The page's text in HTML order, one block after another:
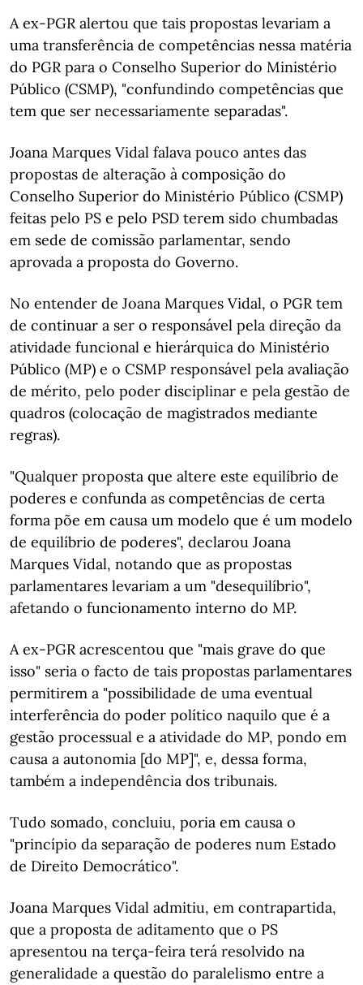
A ex-PGR alertou que tais propostas levariam a
uma transferência de competências nessa matéria
do PGR para o Conselho Superior do Ministério
Público (CSMP), "confundindo competências que
tem que ser necessariamente separadas".
Joana Marques Vidal falava pouco antes das
propostas de alteração à composição do
Conselho Superior do Ministério Público (CSMP)
feitas pelo PS e pelo PSD terem sido chumbadas
em sede de comissão parlamentar, sendo
aprovada a proposta do Governo.
No entender de Joana Marques Vidal, o PGR tem
de continuar a ser o responsável pela direção da
atividade funcional e hierárquica do Ministério
Público (MP) e o CSMP responsável pela avaliação
de mérito, pelo poder disciplinar e pela gestão de
quadros (colocação de magistrados mediante
regras).
"Qualquer proposta que altere este equilíbrio de
poderes e confunda as competências de certa
forma põe em causa um modelo que é um modelo
de equilíbrio de poderes", declarou Joana
Marques Vidal, notando que as propostas
parlamentares levariam a um "desequilíbrio",
afetando o funcionamento interno do MP.
A ex-PGR acrescentou que "mais grave do que
isso" seria o facto de tais propostas parlamentares
permitirem a "possibilidade de uma eventual
interferência do poder político naquilo que é a
gestão processual e a atividade do MP, pondo em
causa a autonomia [do MP]", e, dessa forma,
também a independência dos tribunais.
Tudo somado, concluiu, poria em causa o
"princípio da separação de poderes num Estado
de Direito Democrático".
Joana Marques Vidal admitiu, em contrapartida,
que a proposta de aditamento que o PS
apresentou na terça-feira terá resolvido na
generalidade a questão do paralelismo entre a